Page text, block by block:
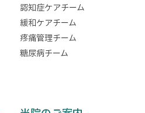
認知症ケアチーム
緩和ケアチーム
疼痛管理チーム
糖尿病チーム